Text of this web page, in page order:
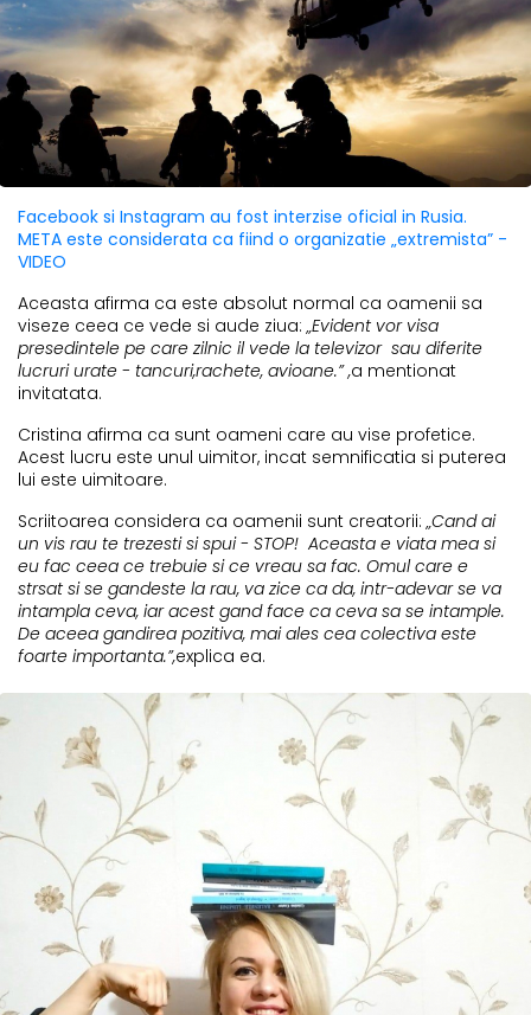
Facebook si Instagram au fost interzise oficial in Rusia.
META este considerata ca fiind o organizatie „extremista” -
VIDEO
Aceasta afirma ca este absolut normal ca oamenii sa
viseze ceea ce vede si aude ziua: „Evident vor visa
presedintele pe care zilnic il vede la televizor sau diferite
lucruri urate - tancuri,rachete, avioane.” ,a mentionat
invitatata.
Cristina afirma ca sunt oameni care au vise profetice.
Acest lucru este unul uimitor, incat semnificatia si puterea
lui este uimitoare.
Scriitoarea considera ca oamenii sunt creatorii: „Cand ai
un vis rau te trezesti si spui - STOP! Aceasta e viata mea si
eu fac ceea ce trebuie si ce vreau sa fac. Omul care e
strsat si se gandeste la rau, va zice ca da, intr-adevar se va
intampla ceva, iar acest gand face ca ceva sa se intample.
De aceea gandirea pozitiva, mai ales cea colectiva este
foarte importanta.”,explica ea.